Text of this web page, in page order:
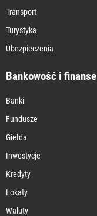
Transport
Turystyka
Ubezpieczenia
Bankowość i finanse
Banki
Fundusze
Giełda
Inwestycje
Kredyty
Lokaty
Waluty